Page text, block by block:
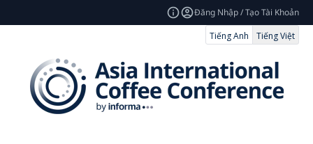
Đăng Nhập / Tạo Tài Khoản
Tiếng Anh
Tiếng Việt